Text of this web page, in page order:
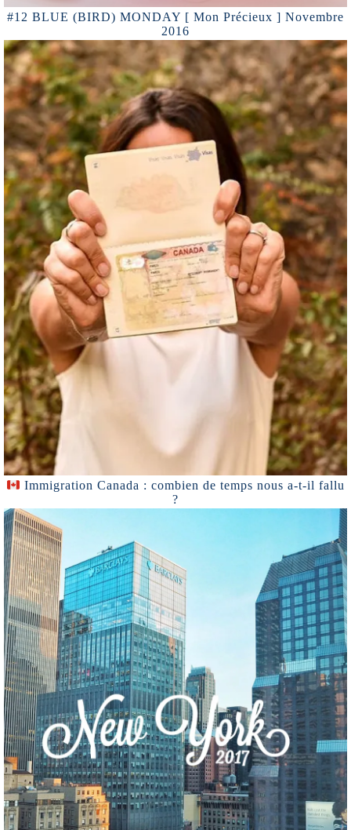
#12 BLUE (BIRD) MONDAY [ Mon Précieux ] Novembre
2016
Immigration Canada : combien de temps nous a-t-il fallu
?